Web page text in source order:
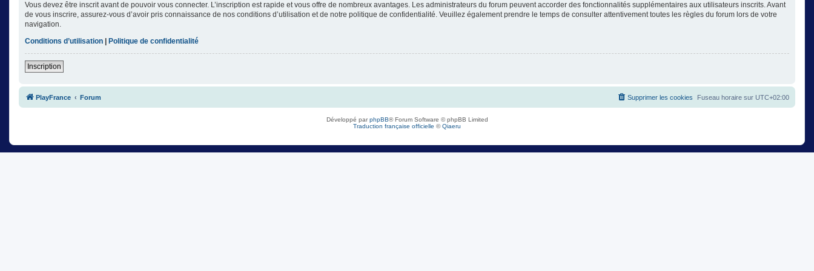
Vous devez être inscrit avant de pouvoir vous connecter. L’inscription est rapide et vous offre de nombreux avantages. Les administrateurs du forum peuvent accorder des fonctionnalités supplémentaires aux utilisateurs inscrits. Avant
de vous inscrire, assurez-vous d’avoir pris connaissance de nos conditions d’utilisation et de notre politique de confidentialité. Veuillez également prendre le temps de consulter attentivement toutes les règles du forum lors de votre
navigation.
Conditions d’utilisation | Politique de confidentialité
Inscription
PlayFrance Forum Fuseau horaire sur UTC+02:00
Supprimer les cookies
Développé parphpBB® Forum Software © phpBB Limited
Traduction française officielle ©Qiaeru